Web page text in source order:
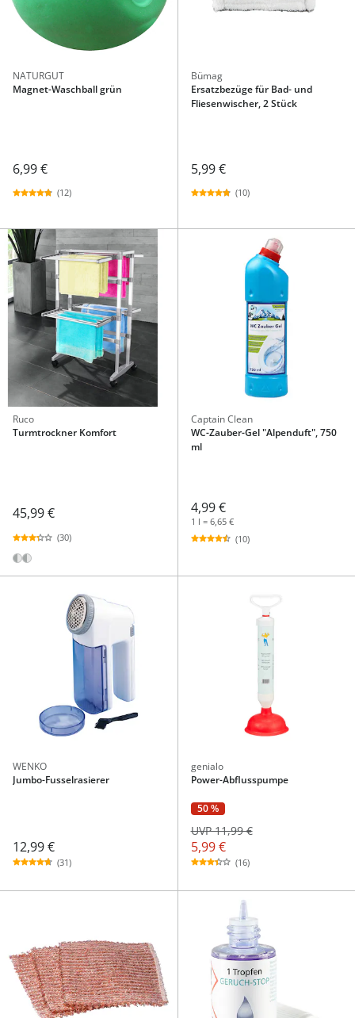
NATURGUT
Magnet-Waschball grün
6,99 €
(12)
Bümag
Ersatzbezüge für Bad- und
Fliesenwischer, 2 Stück
5,99 €
(10)
Ruco
Turmtrockner Komfort
45,99 €
(30)
Captain Clean
WC-Zauber-Gel "Alpenduft", 750
ml
4,99 €
1 l = 6,65 €
(10)
WENKO
Jumbo-Fusselrasierer
12,99 €
(31)
genialo
Power-Abflusspumpe
50 %
5,99 €
UVP 11,99 €
(16)